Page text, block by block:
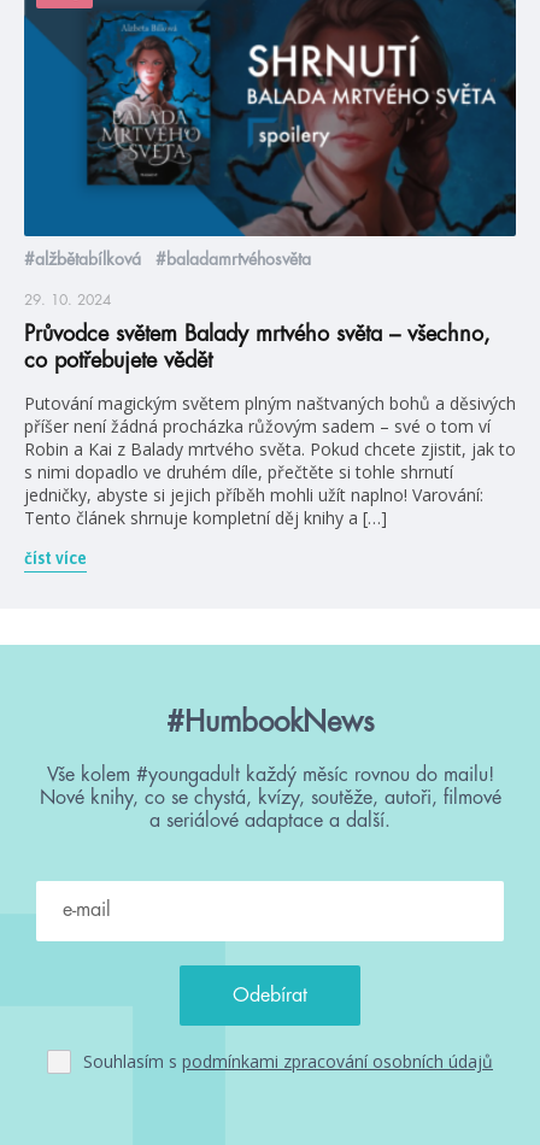
#alžbětabílková #baladamrtvéhosvěta
29. 10. 2024
Průvodce světem Balady mrtvého světa – všechno,
co potřebujete vědět
Putování magickým světem plným naštvaných bohů a děsivých
příšer není žádná procházka růžovým sadem – své o tom ví
Robin a Kai z Balady mrtvého světa. Pokud chcete zjistit, jak to
s nimi dopadlo ve druhém díle, přečtěte si tohle shrnutí
jedničky, abyste si jejich příběh mohli užít naplno! Varování:
Tento článek shrnuje kompletní děj knihy a […]
číst více
#HumbookNews
Vše kolem #youngadult každý měsíc rovnou do mailu!
Nové knihy, co se chystá, kvízy, soutěže, autoři, filmové
a seriálové adaptace a další.
Souhlasím s podmínkami zpracování osobních údajů